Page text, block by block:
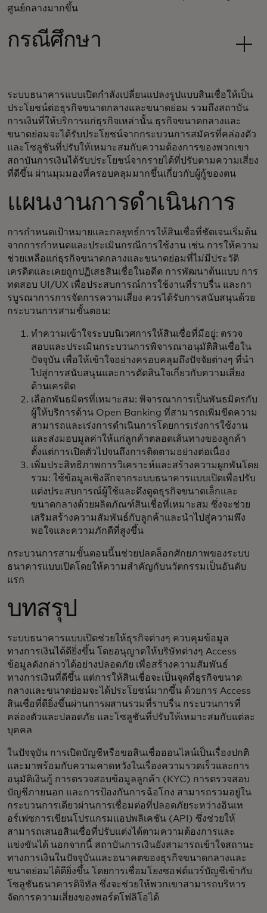
ศูนย์กลางมากขึ้น
กรณีศึกษา
ระบบธนาคารแบบเปิดกำลังเปลี่ยนแปลงรูปแบบสินเชื่อให้เป็น
ประโยชน์ต่อธุรกิจขนาดกลางและขนาดย่อม รวมถึงสถาบัน
การเงินที่ให้บริการแก่ธุรกิจเหล่านั้น ธุรกิจขนาดกลางและ
ขนาดย่อมจะได้รับประโยชน์จากกระบวนการสมัครที่คล่องตัว
และโซลูชันที่ปรับให้เหมาะสมกับความต้องการของพวกเขา
สถาบันการเงินได้รับประโยชน์จากรายได้ที่ปรับตามความเสี่ยง
ที่ดีขึ้น ผ่านมุมมองที่ครอบคลุมมากขึ้นเกี่ยวกับผู้กู้ของตน
แผนงานการดำเนินการ
การกำหนดเป้าหมายและกลยุทธ์การให้สินเชื่อที่ชัดเจนเริ่มต้น
จากการกำหนดและประเมินกรณีการใช้งาน เช่น การให้ความ
ช่วยเหลือแก่ธุรกิจขนาดกลางและขนาดย่อมที่ไม่มีประวัติ
เครดิตและเคยถูกปฏิเสธสินเชื่อในอดีต การพัฒนาต้นแบบ การ
ทดสอบ UI/UX เพื่อประสบการณ์การใช้งานที่ราบรื่น และกา
รบูรณาการการจัดการความเสี่ยง ควรได้รับการสนับสนุนด้วย
กระบวนการสามขั้นตอน:
ทำความเข้าใจระบบนิเวศการให้สินเชื่อที่มีอยู่: ตรวจ
สอบและประเมินกระบวนการพิจารณาอนุมัติสินเชื่อใน
ปัจจุบัน เพื่อให้เข้าใจอย่างครอบคลุมถึงปัจจัยต่างๆ ที่นำ
ไปสู่การสนับสนุนและการตัดสินใจเกี่ยวกับความเสี่ยง
ด้านเครดิต
เลือกพันธมิตรที่เหมาะสม: พิจารณาการเป็นพันธมิตรกับ
ผู้ให้บริการด้าน Open Banking ที่สามารถเพิ่มขีดความ
สามารถและเร่งการดำเนินการโดยการเร่งการใช้งาน
และส่งมอบมูลค่าให้แก่ลูกค้าตลอดเส้นทางของลูกค้า
ตั้งแต่การเปิดตัวไปจนถึงการติดตามอย่างต่อเนื่อง
เพิ่มประสิทธิภาพการวิเคราะห์และสร้างความผูกพันโดย
รวม: ใช้ข้อมูลเชิงลึกจากระบบธนาคารแบบเปิดเพื่อปรับ
แต่งประสบการณ์ผู้ใช้และดึงดูดธุรกิจขนาดเล็กและ
ขนาดกลางด้วยผลิตภัณฑ์สินเชื่อที่เหมาะสม ซึ่งจะช่วย
เสริมสร้างความสัมพันธ์กับลูกค้าและนำไปสู่ความพึง
พอใจและความภักดีที่สูงขึ้น
กระบวนการสามขั้นตอนนี้นช่วยปลดล็อกศักยภาพของระบบ
ธนาคารแบบเปิดโดยให้ความสำคัญกับนวัตกรรมเป็นอันดับ
แรก
บทสรุป
ระบบธนาคารแบบเปิดช่วยให้ธุรกิจต่างๆ ควบคุมข้อมูล
ทางการเงินได้ดียิ่งขึ้น โดยอนุญาตให้บริษัทต่างๆ Access
ข้อมูลดังกล่าวได้อย่างปลอดภัย เพื่อสร้างความสัมพันธ์
ทางการเงินที่ดีขึ้น แต่การให้สินเชื่อจะเป็นจุดที่ธุรกิจขนาด
กลางและขนาดย่อมจะได้ประโยชน์มากขึ้น ด้วยการ Access
สินเชื่อที่ดียิ่งขึ้นผ่านการผสานรวมที่ราบรื่น กระบวนการที่
คล่องตัวและปลอดภัย และโซลูชันที่ปรับให้เหมาะสมกับแต่ละ
บุคคล
ในปัจจุบัน การเปิดบัญชีหรือขอสินเชื่อออนไลน์เป็นเรื่องปกติ
และมาพร้อมกับความคาดหวังในเรื่องความรวดเร็วและการ
อนุมัติเงินกู้ การตรวจสอบข้อมูลลูกค้า (KYC) การตรวจสอบ
บัญชีภายนอก และการป้องกันการฉ้อโกง สามารถรวมอยู่ใน
กระบวนการเดียวผ่านการเชื่อมต่อที่ปลอดภัยระหว่างอินเท
อร์เฟซการเขียนโปรแกรมแอปพลิเคชัน (API) ซึ่งช่วยให้
สามารถเสนอสินเชื่อที่ปรับแต่งได้ตามความต้องการและ
แข่งขันได้ นอกจากนี้ สถาบันการเงินยังสามารถเข้าใจสถานะ
ทางการเงินในปัจจุบันและอนาคตของธุรกิจขนาดกลางและ
ขนาดย่อมได้ดียิ่งขึ้น โดยการเชื่อมโยงซอฟต์แวร์บัญชีเข้ากับ
โซลูชันธนาคารดิจิทัล ซึ่งจะช่วยให้พวกเขาสามารถบริหาร
จัดการความเสี่ยงของพอร์ตโฟลิโอได้